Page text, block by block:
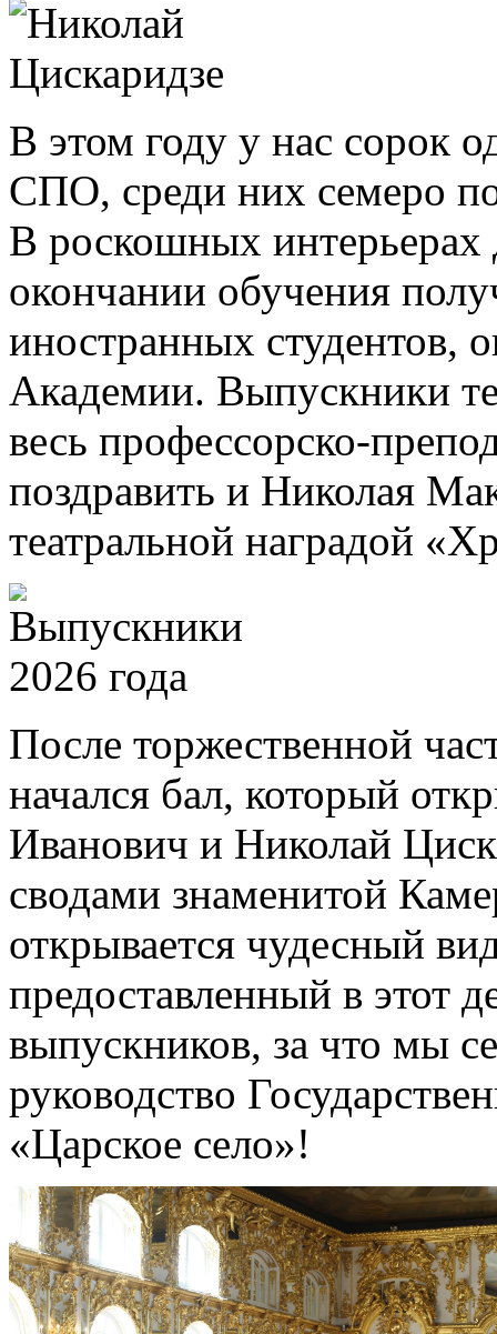
В этом году у нас сорок
СПО, среди них семеро
В роскошных интерьерах
окончании обучения
иностранных студентов,
Академии. Выпускники
весь профессорско-
поздравить и Николая
театральной наградой
После торжественной
начался бал, который
Иванович и Николай
сводами знаменитой
открывается чудесный
предоставленный в этот
выпускников, за что мы
руководство
«Царское село»!